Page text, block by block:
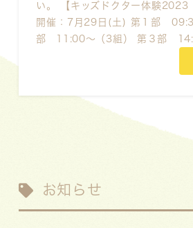
い。 【キッズドクター体験
開催：7月29日(土) 第１部
部 11:00～（3組） 第３部
お知らせ